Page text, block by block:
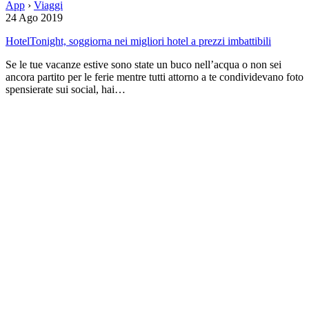
App › Viaggi
24 Ago 2019
HotelTonight, soggiorna nei migliori hotel a prezzi imbattibili
Se le tue vacanze estive sono state un buco nell’acqua o non sei
ancora partito per le ferie mentre tutti attorno a te condividevano foto
spensierate sui social, hai…